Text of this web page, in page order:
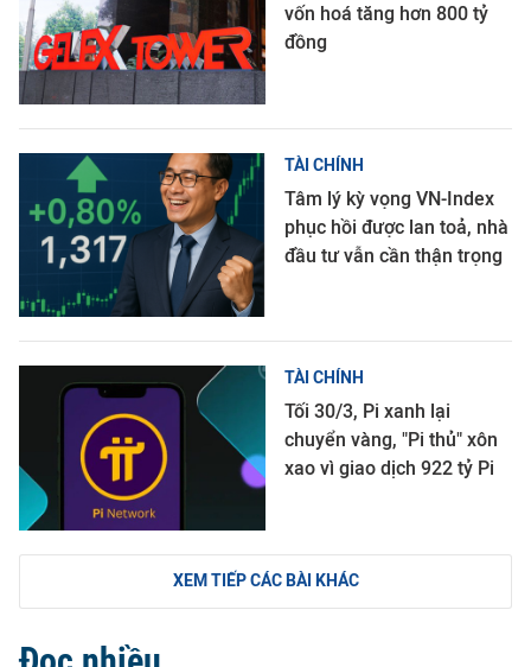
vốn hoá tăng hơn 800 tỷ
đồng
TÀI CHÍNH
Tâm lý kỳ vọng VN-Index
phục hồi được lan toả, nhà
đầu tư vẫn cần thận trọng
TÀI CHÍNH
Tối 30/3, Pi xanh lại
chuyển vàng, "Pi thủ" xôn
xao vì giao dịch 922 tỷ Pi
XEM TIẾP CÁC BÀI KHÁC